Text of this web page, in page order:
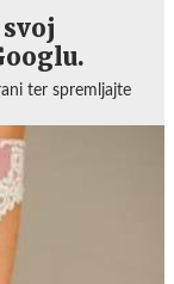
ter spremljajte